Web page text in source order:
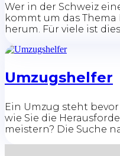
Wer in der Schweiz
kommt um das
herum. Für viele ist
Umzugshelfer
Ein Umzug steht
wie Sie die
meistern? Die Suche